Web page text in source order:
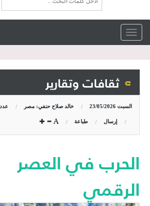
Toggle
navigation
ثقافات وتقارير
السبت 23/05/2026 خالد صلاح حنفي: مصر عدد
إرسال طباعة
الحرب في العصر
الرقمي